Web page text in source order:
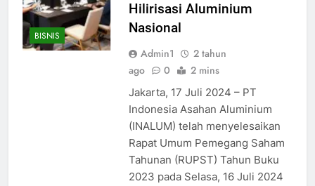
BISNIS
Hilirisasi Aluminium
Nasional
Admin1
2 tahun
ago
0 2 mins
Jakarta, 17 Juli 2024 – PT
Indonesia Asahan Aluminium
(INALUM) telah menyelesaikan
Rapat Umum Pemegang Saham
Tahunan (RUPST) Tahun Buku
2023 pada Selasa, 16 Juli 2024